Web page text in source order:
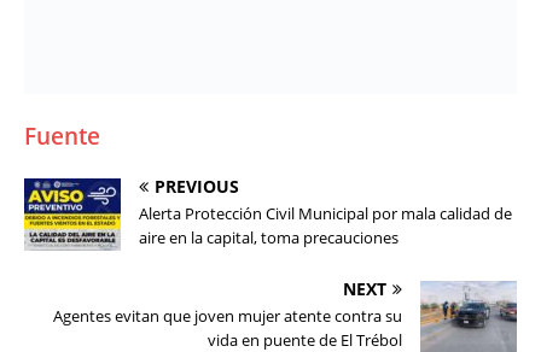
Fuente
PREVIOUS
Alerta Protección Civil Municipal por mala calidad de
aire en la capital, toma precauciones
NEXT
Agentes evitan que joven mujer atente contra su
vida en puente de El Trébol